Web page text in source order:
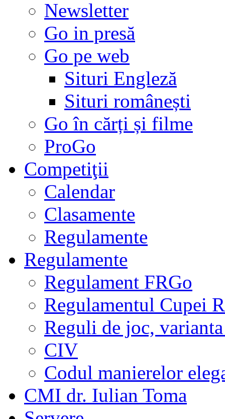
Newsletter
Go in presă
Go pe web
Situri Engleză
Situri românești
Go în cărți și filme
ProGo
Competiţii
Calendar
Clasamente
Regulamente
Regulamente
Regulament FRGo
Regulamentul Cupei
Reguli de joc,
CIV
Codul manierelor
CMI dr. Iulian Toma